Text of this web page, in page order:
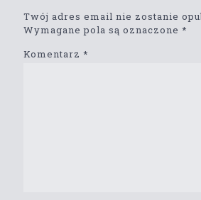
Twój adres email nie zostanie
Wymagane pola są oznaczone *
Komentarz *